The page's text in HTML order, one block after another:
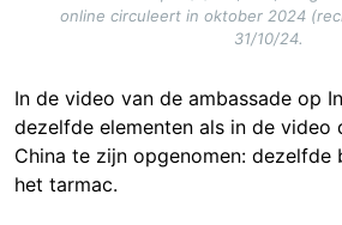
online circuleert in oktober 2024
31/10/24.
In de video van de ambassade op
dezelfde elementen als in de video
China te zijn opgenomen: dezelfde
het tarmac.